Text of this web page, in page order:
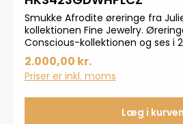
Smukke Afrodite øreringe fra
kollektionen Fine Jewelry.
Conscious-kollektionen og ses i
sterlingsølv og er sat med
ferskvandsperler og kubiske
måler 29x9 mm og perlen måler
2.000,00 kr.
Priser er inkl. moms
Læg i kurven